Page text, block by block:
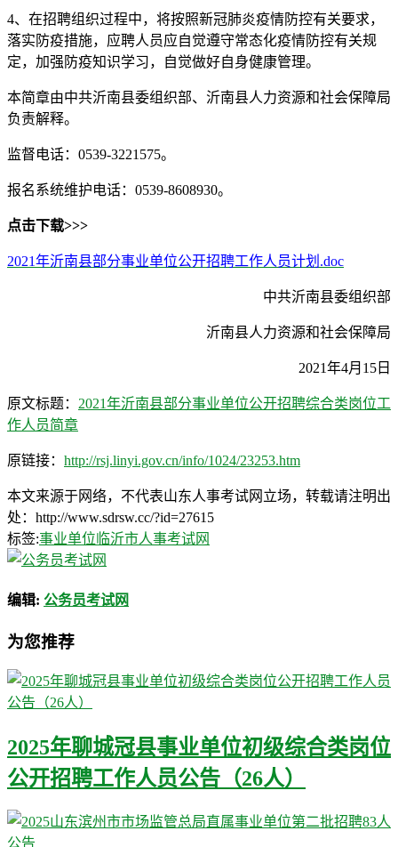
4、在招聘组织过程中，将按照新冠肺炎疫情防控有关要求，
落实防疫措施，应聘人员应自觉遵守常态化疫情防控有关规
定，加强防疫知识学习，自觉做好自身健康管理。
本简章由中共沂南县委组织部、沂南县人力资源和社会保障局
负责解释。
监督电话：0539-3221575。
报名系统维护电话：0539-8608930。
点击下载>>>
2021年沂南县部分事业单位公开招聘工作人员计划.doc
中共沂南县委组织部
沂南县人力资源和社会保障局
2021年4月15日
原文标题： 2021年沂南县部分事业单位公开招聘综合类岗位工
作人员简章
原链接： http://rsj.linyi.gov.cn/info/1024/23253.htm
本文来源于网络，不代表山东人事考试网立场，转载请注明出
处：http://www.sdrsw.cc/?id=27615
标签:事业单位 临沂市人事考试网
编辑: 公务员考试网
为您推荐
2025年聊城冠县事业单位初级综合类岗位
公开招聘工作人员公告（26人）